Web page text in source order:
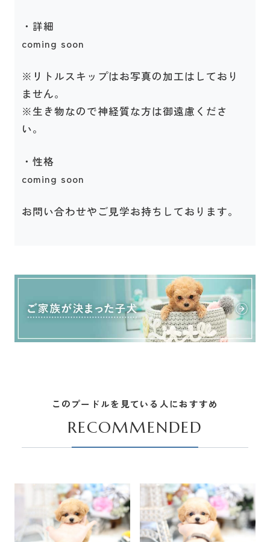
・詳細
coming soon
※リトルスキップはお写真の加工はしており
ません。
※生き物なので神経質な方は御遠慮くださ
い。
・性格
coming soon
お問い合わせやご見学お持ちしております。
このプードルを見ている人におすすめ
RECOMMENDED